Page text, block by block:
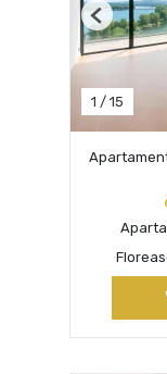
1 / 15
Previous